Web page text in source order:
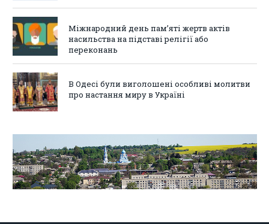
Міжнародний день пам’яті жертв актів
насильства на підставі релігії або
переконань
В Одесі були виголошені особливі молитви
про настання миру в Україні